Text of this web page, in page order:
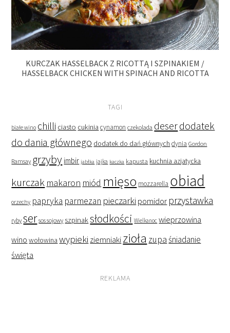
KURCZAK HASSELBACK Z RICOTTĄ I SZPINAKIEM /
HASSELBACK CHICKEN WITH SPINACH AND RICOTTA
TAGI
białe wino chilli ciasto cukinia cynamon czekolada deserdodatek
do dania głównego dodatek do dań głównych dynia Gordon
Ramsay grzyby imbir jabłka jajka kaczka kapusta kuchnia azjatycka
kurczak makaron miód mięso mozzarella obiad
orzechy papryka parmezan pieczarki pomidor przystawka
ryby ser sos sojowy szpinak słodkości Wielkanoc wieprzowina
wino wołowina wypieki ziemniaki zioła zupaśniadanie
święta
REKLAMA